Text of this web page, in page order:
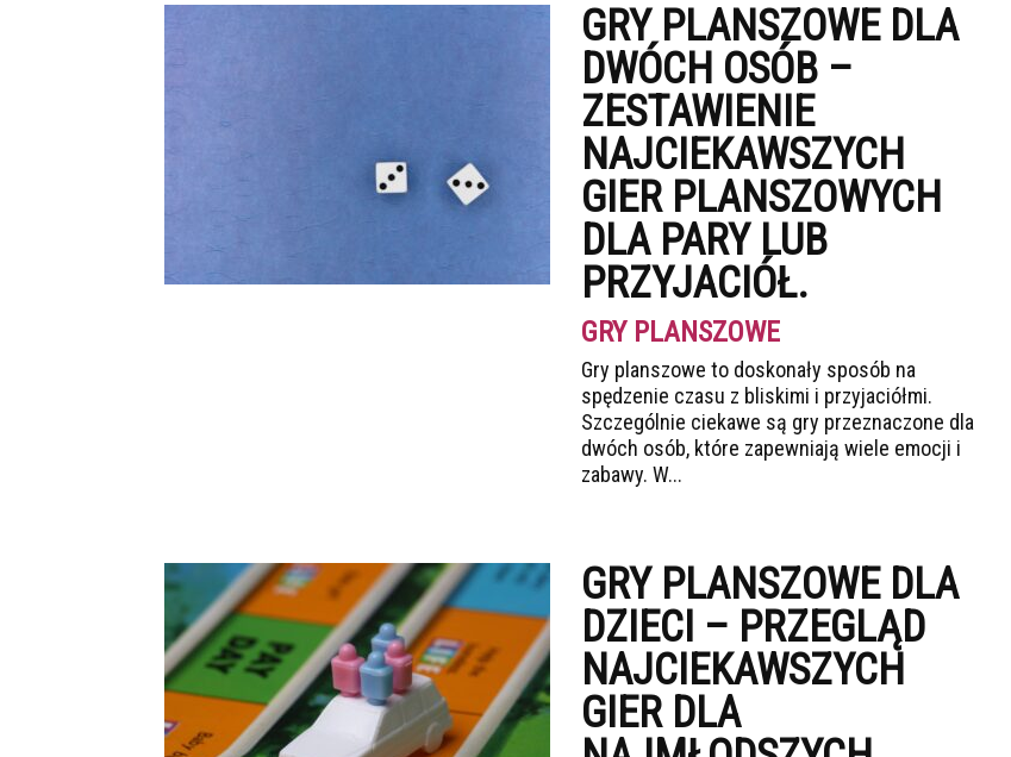
GRY PLANSZOWE DLA
DWÓCH OSÓB –
ZESTAWIENIE
NAJCIEKAWSZYCH
GIER PLANSZOWYCH
DLA PARY LUB
PRZYJACIÓŁ.
GRY PLANSZOWE
Gry planszowe to doskonały sposób na
spędzenie czasu z bliskimi i przyjaciółmi.
Szczególnie ciekawe są gry przeznaczone dla
dwóch osób, które zapewniają wiele emocji i
zabawy. W...
GRY PLANSZOWE DLA
DZIECI – PRZEGLĄD
NAJCIEKAWSZYCH
GIER DLA